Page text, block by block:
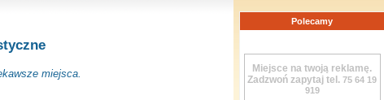
miejsca.
Polecamy
Miejsce na twoją reklamę.
Zadzwoń zapytaj tel. 75 64 19
919